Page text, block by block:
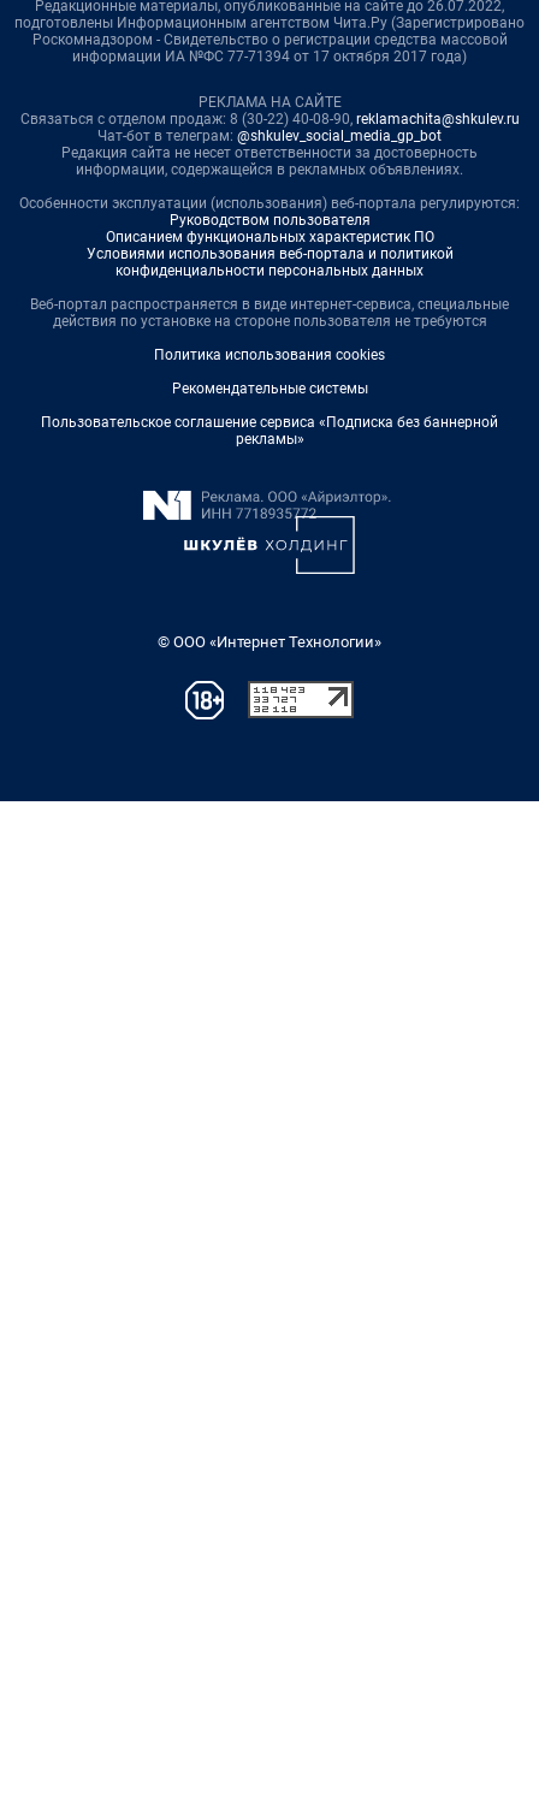
Редакционные материалы, опубликованные на сайте до 26.07.2022,
подготовлены Информационным агентством Чита.Ру (Зарегистрировано
Роскомнадзором - Свидетельство о регистрации средства массовой
информации ИА №ФС 77-71394 от 17 октября 2017 года)
РЕКЛАМА НА САЙТЕ
Связаться с отделом продаж: 8 (30-22) 40-08-90, reklamachita@shkulev.ru
Чат-бот в телеграм: @shkulev_social_media_gp_bot
Редакция сайта не несет ответственности за достоверность
информации, содержащейся в рекламных объявлениях.
Особенности эксплуатации (использования) веб-портала регулируются:
Руководством пользователя
Описанием функциональных характеристик ПО
Условиями использования веб-портала и политикой
конфиденциальности персональных данных
Веб-портал распространяется в виде интернет-сервиса, специальные
действия по установке на стороне пользователя не требуются
Политика использования cookies
Рекомендательные системы
Пользовательское соглашение сервиса «Подписка без баннерной
рекламы»
© ООО «Интернет Технологии»